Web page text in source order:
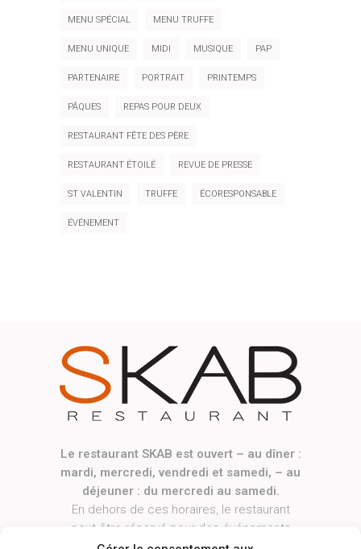
MENU SPÉCIAL MENU TRUFFE
MENU UNIQUE MIDI MUSIQUE PAP
PARTENAIRE PORTRAIT PRINTEMPS
PÂQUES REPAS POUR DEUX
RESTAURANT FÊTE DES PÈRE
RESTAURANT ÉTOILÉ REVUE DE PRESSE
ST VALENTIN TRUFFE ÉCORESPONSABLE
ÉVÉNEMENT
Le restaurant SKAB est ouvert – au dîner :
mardi, mercredi, vendredi et samedi, – au
déjeuner : du mercredi au samedi.
En dehors de ces horaires, le restaurant
peut être réservé pour des événements